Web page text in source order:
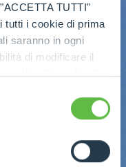
TUTTI"
tutti i cookie di prima
saranno in ogni
di modificare il
cookie. Come fare?
suo consenso" e
presente in ogni
all'interessato ai